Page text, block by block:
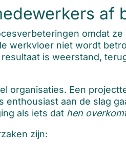
af
omdat
werkvloer niet wordt
is weerstand,
organisaties. Een
enthousiast aan de slag
als iets dat hen
zijn: